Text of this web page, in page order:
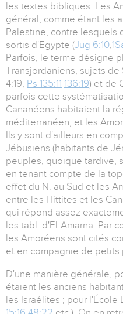
les textes bibliques. Les
général, comme étant les
Palestine, contre lesquels
sortis d'Egypte (Jug 6:10,
Parfois, le terme désigne
Transjordaniens, sujets de
4:19, Ps 135:11 136:19) et de
parfois cette
Cananéens habitaient la
méditerranéen, et les
Ils y sont d'ailleurs en
Jébusiens (habitants de
peuples, quoique tardive,
en tenant compte de la
effet du N. au Sud et les
entre les Hittites et les
qui répond assez
les tabl. d'El-Amarna. Par
les Amoréens sont cités
et en compagnie de petits
D'une manière générale,
étaient les anciens
les Israélites ; pour l'École